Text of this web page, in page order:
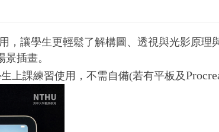
，讓學生更輕鬆了解構圖、透視與光影原
插畫。
上課練習使用，不需自備(若有平板及